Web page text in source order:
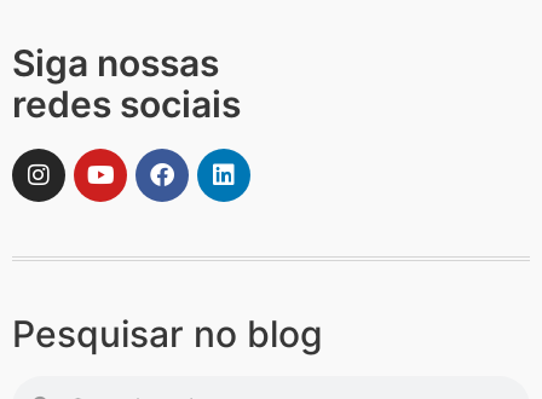
Siga nossas
redes sociais
Pesquisar no blog